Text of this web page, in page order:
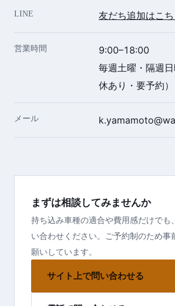
LINE 友だち追加はこち
営業時間
9:00–18:00
毎週土曜・隔週
休あり・要予約）
メール
まずは相談してみませんか
持ち込み車種の適合や費用感だけでも
い合わせください。ご予約制のため事
願いしています。
サイト上で問い合わせる